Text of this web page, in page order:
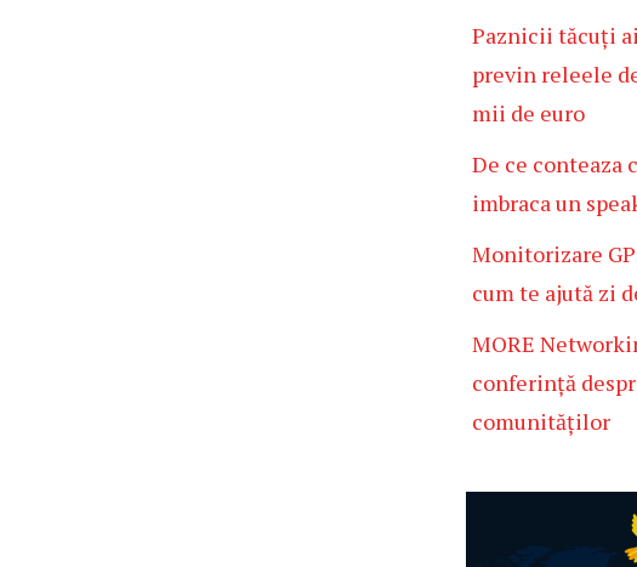
Paznicii tăcuți
previn releele
mii de euro
De ce conteaza
imbraca un
Monitorizare
cum te ajută zi
MORE
conferință
comunităților